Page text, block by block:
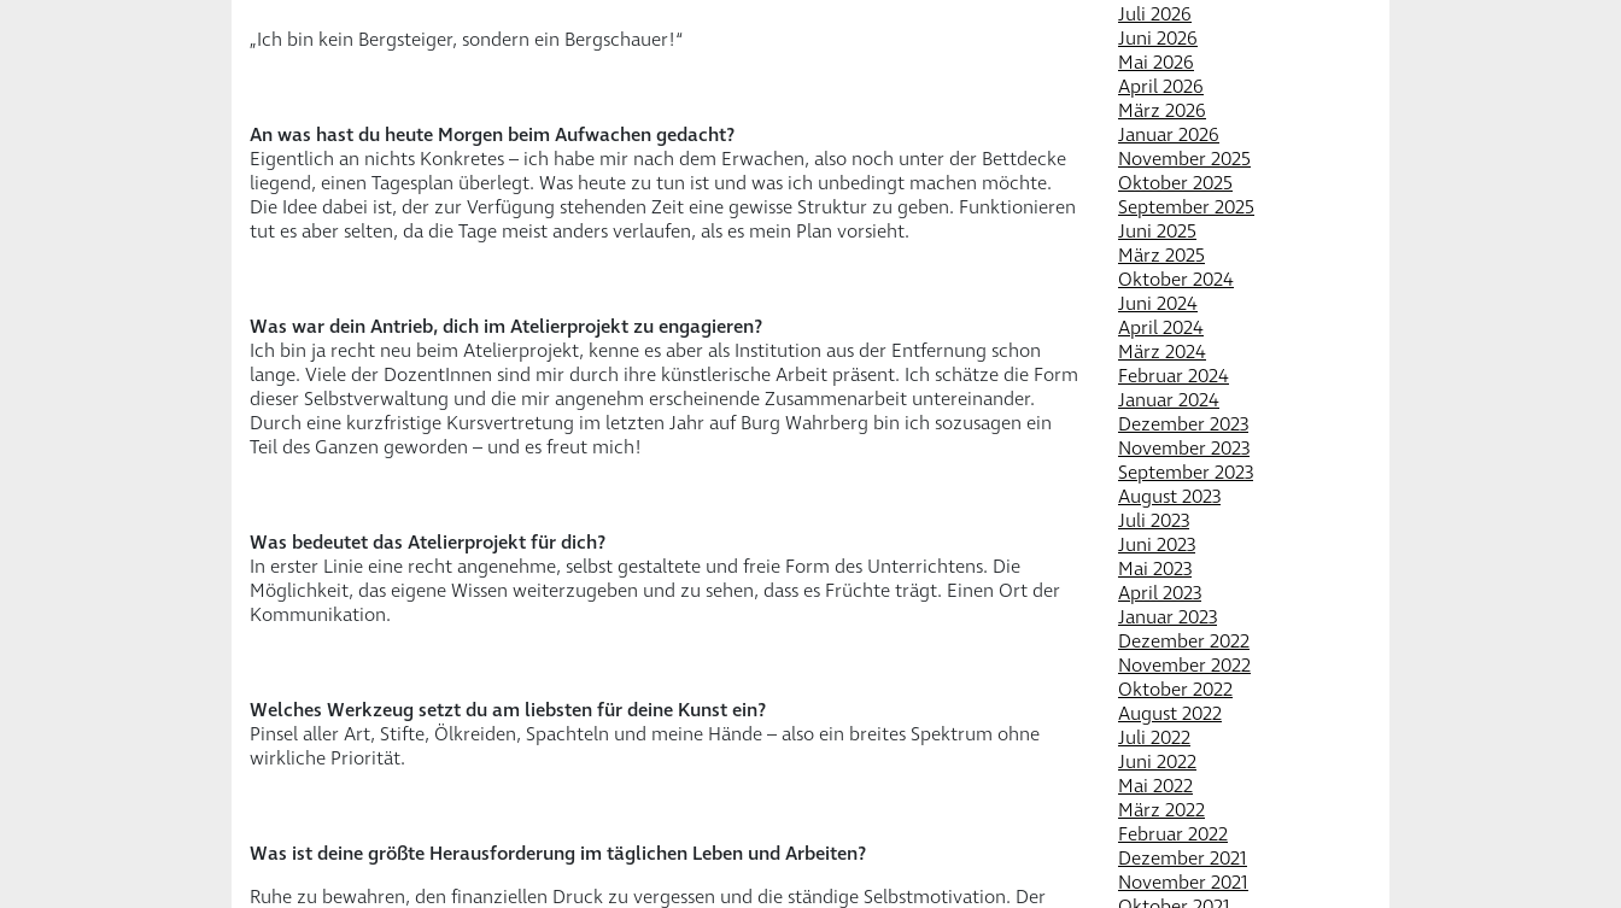
„Ich bin kein Bergsteiger, sondern ein Bergschauer!“
An was hast du heute Morgen beim Aufwachen gedacht?
Eigentlich an nichts Konkretes – ich habe mir nach dem Erwachen, also noch unter der Bettdecke
liegend, einen Tagesplan überlegt. Was heute zu tun ist und was ich unbedingt machen möchte.
Die Idee dabei ist, der zur Verfügung stehenden Zeit eine gewisse Struktur zu geben. Funktionieren
tut es aber selten, da die Tage meist anders verlaufen, als es mein Plan vorsieht.
Was war dein Antrieb, dich im Atelierprojekt zu engagieren?
Ich bin ja recht neu beim Atelierprojekt, kenne es aber als Institution aus der Entfernung schon
lange. Viele der DozentInnen sind mir durch ihre künstlerische Arbeit präsent. Ich schätze die Form
dieser Selbstverwaltung und die mir angenehm erscheinende Zusammenarbeit untereinander.
Durch eine kurzfristige Kursvertretung im letzten Jahr auf Burg Wahrberg bin ich sozusagen ein
Teil des Ganzen geworden – und es freut mich!
Was bedeutet das Atelierprojekt für dich?
In erster Linie eine recht angenehme, selbst gestaltete und freie Form des Unterrichtens. Die
Möglichkeit, das eigene Wissen weiterzugeben und zu sehen, dass es Früchte trägt. Einen Ort der
Kommunikation.
Welches Werkzeug setzt du am liebsten für deine Kunst ein?
Pinsel aller Art, Stifte, Ölkreiden, Spachteln und meine Hände – also ein breites Spektrum ohne
wirkliche Priorität.
Was ist deine größte Herausforderung im täglichen Leben und Arbeiten?
Ruhe zu bewahren, den finanziellen Druck zu vergessen und die ständige Selbstmotivation. Der
Juli 2026
Juni 2026
Mai 2026
April 2026
März 2026
Januar 2026
November 2025
Oktober 2025
September 2025
Juni 2025
März 2025
Oktober 2024
Juni 2024
April 2024
März 2024
Februar 2024
Januar 2024
Dezember 2023
November 2023
September 2023
August 2023
Juli 2023
Juni 2023
Mai 2023
April 2023
Januar 2023
Dezember 2022
November 2022
Oktober 2022
August 2022
Juli 2022
Juni 2022
Mai 2022
März 2022
Februar 2022
Dezember 2021
November 2021